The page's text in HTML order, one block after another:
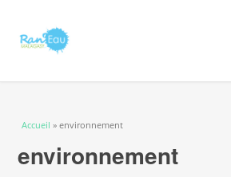
Vous êtes ici
Accueil » environnement
environnement